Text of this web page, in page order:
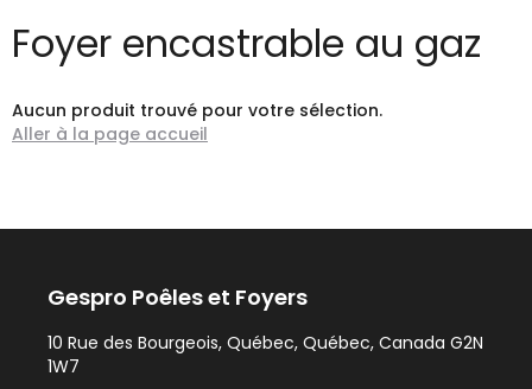
Foyer encastrable au gaz
Aucun produit trouvé pour votre sélection.
Aller à la page accueil
Gespro Poêles et Foyers
10 Rue des Bourgeois, Québec, Québec, Canada G2N
1W7